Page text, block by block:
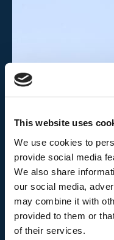
This website uses
We use cookies to
provide social media
We also share
our social media,
may combine it with
provided to them or
of their services.